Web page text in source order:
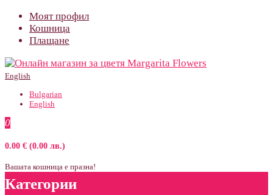
Моят профил
Кошница
Плащане
English
Bulgarian
English
0
0.00 € (0.00 лв.)
Вашата кошница е празна!
Категории